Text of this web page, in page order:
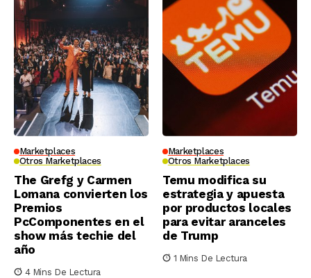
Marketplaces
Otros Marketplaces
The Grefg y Carmen
Lomana convierten los
Premios
PcComponentes en el
show más techie del
año
4 Mins De Lectura
Marketplaces
Otros Marketplaces
Temu modifica su
estrategia y apuesta
por productos locales
para evitar aranceles
de Trump
1 Mins De Lectura